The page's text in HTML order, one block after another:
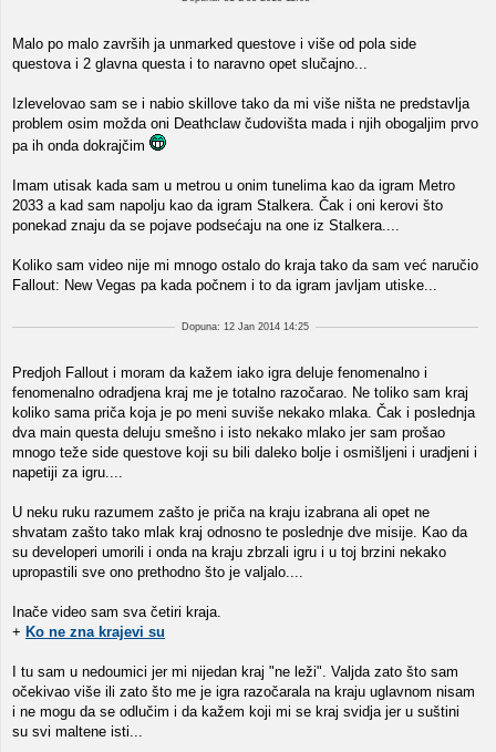
Malo po malo završih ja unmarked questove i više od pola side
questova i 2 glavna questa i to naravno opet slučajno...
Izlevelovao sam se i nabio skillove tako da mi više ništa ne predstavlja
problem osim možda oni Deathclaw čudovišta mada i njih obogaljim prvo
pa ih onda dokrajčim
Imam utisak kada sam u metrou u onim tunelima kao da igram Metro
2033 a kad sam napolju kao da igram Stalkera. Čak i oni kerovi što
ponekad znaju da se pojave podsećaju na one iz Stalkera....
Koliko sam video nije mi mnogo ostalo do kraja tako da sam već naručio
Fallout: New Vegas pa kada počnem i to da igram javljam utiske...
Dopuna: 12 Jan 2014 14:25
Predjoh Fallout i moram da kažem iako igra deluje fenomenalno i
fenomenalno odradjena kraj me je totalno razočarao. Ne toliko sam kraj
koliko sama priča koja je po meni suviše nekako mlaka. Čak i poslednja
dva main questa deluju smešno i isto nekako mlako jer sam prošao
mnogo teže side questove koji su bili daleko bolje i osmišljeni i uradjeni i
napetiji za igru....
U neku ruku razumem zašto je priča na kraju izabrana ali opet ne
shvatam zašto tako mlak kraj odnosno te poslednje dve misije. Kao da
su developeri umorili i onda na kraju zbrzali igru i u toj brzini nekako
upropastili sve ono prethodno što je valjalo....
Inače video sam sva četiri kraja.
+ Ko ne zna krajevi su
I tu sam u nedoumici jer mi nijedan kraj "ne leži". Valjda zato što sam
očekivao više ili zato što me je igra razočarala na kraju uglavnom nisam
i ne mogu da se odlučim i da kažem koji mi se kraj svidja jer u suštini
su svi maltene isti...